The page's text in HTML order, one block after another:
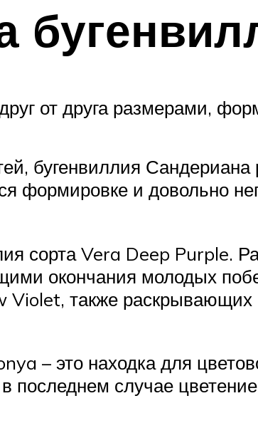
от друга размерами,
бугенвиллия
формировке и довольно
сорта Vera Deep Purple.
окончания молодых
Violet, также
– это находка для
случае